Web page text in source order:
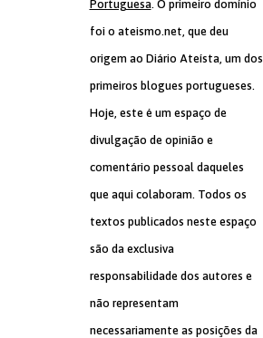
Portuguesa. O primeiro domínio
foi o ateismo.net, que deu
origem ao Diário Ateísta, um dos
primeiros blogues portugueses.
Hoje, este é um espaço de
divulgação de opinião e
comentário pessoal daqueles
que aqui colaboram. Todos os
textos publicados neste espaço
são da exclusiva
responsabilidade dos autores e
não representam
necessariamente as posições da